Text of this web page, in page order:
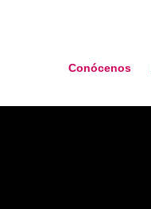
Conócenos